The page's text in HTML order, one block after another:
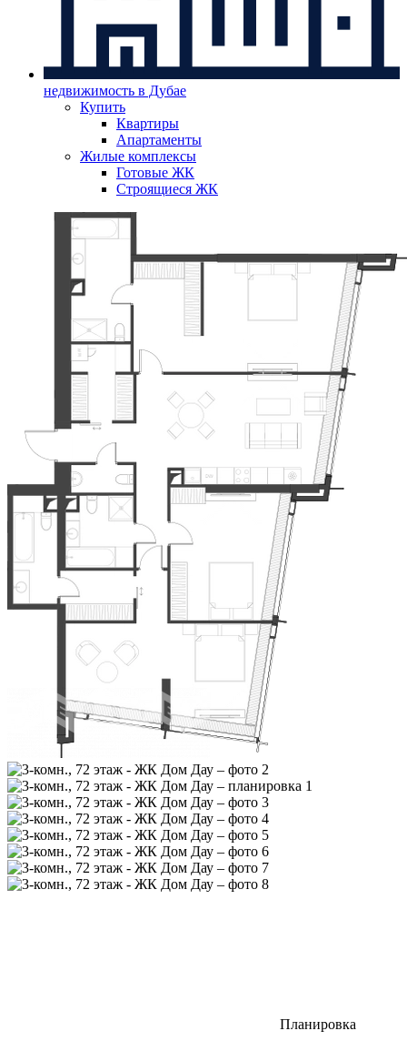
недвижимость в Дубае
Купить
Квартиры
Апартаменты
Жилые комплексы
Готовые ЖК
Строящиеся ЖК
Планировка